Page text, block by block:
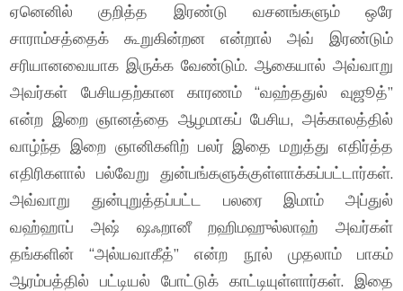
ஏனெனில் குறித்த இரண்டு வசனங்களும் ஒரே
சாராம்சத்தைக் கூறுகின்றன என்றால் அவ் இரண்டும்
சரியானவையாக இருக்க வேண்டும். ஆகையால் அவ்வாறு
அவர்கள் பேசியதற்கான காரணம் “வஹ்ததுல் வுஜூத்”
என்ற இறை ஞானத்தை ஆழமாகப் பேசிய, அக்காலத்தில்
வாழ்ந்த இறை ஞானிகளிற் பலர் இதை மறுத்து எதிர்த்த
எதிரிகளால் பல்வேறு துன்பங்களுக்குள்ளாக்கப்பட்டார்கள்.
அவ்வாறு துன்புறுத்தப்பட்ட பலரை இமாம் அப்துல்
வஹ்ஹாப் அஷ் ஷஃறானீ றஹிமஹுல்லாஹ் அவர்கள்
தங்களின் “அல்யவாகீத்” என்ற நூல் முதலாம் பாகம்
ஆரம்பத்தில் பட்டியல் போட்டுக் காட்டியுள்ளார்கள். இதை